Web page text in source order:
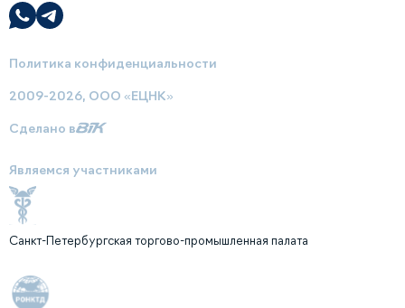
Политика конфиденциальности
2009-2026, ООО «ЕЦНК»
Сделано в
Являемся участниками
Санкт-Петербургская торгово-промышленная палата